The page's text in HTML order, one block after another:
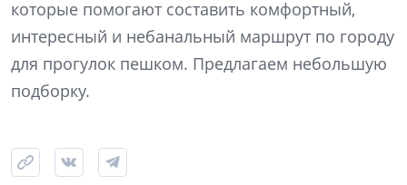
которые помогают составить комфортный,
интересный и небанальный маршрут по городу
для прогулок пешком. Предлагаем небольшую
подборку.